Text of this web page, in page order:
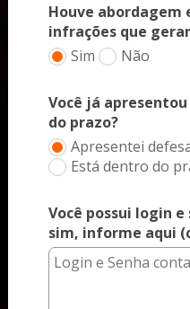
Houve abordagem
infrações que
Sim
Não
Você já
do prazo?
Apresentei
Está dentro do
Você possui login e
sim, informe aqui